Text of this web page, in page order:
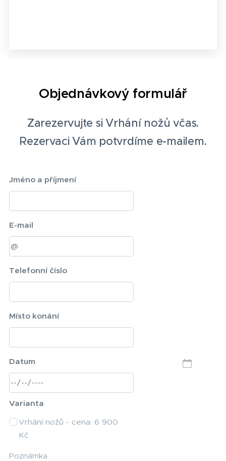
Objednávkový formulář
Zarezervujte si Vrhání nožů včas.
Rezervaci Vám potvrdíme e-mailem.
Jméno a příjmení
E-mail
Telefonní číslo
Místo konání
Datum
Varianta
Vrhání nožů - cena: 6 900
Kč
Poznámka